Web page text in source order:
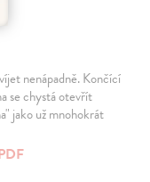
nenápadně. Končící
se chystá otevřít
jako už mnohokrát